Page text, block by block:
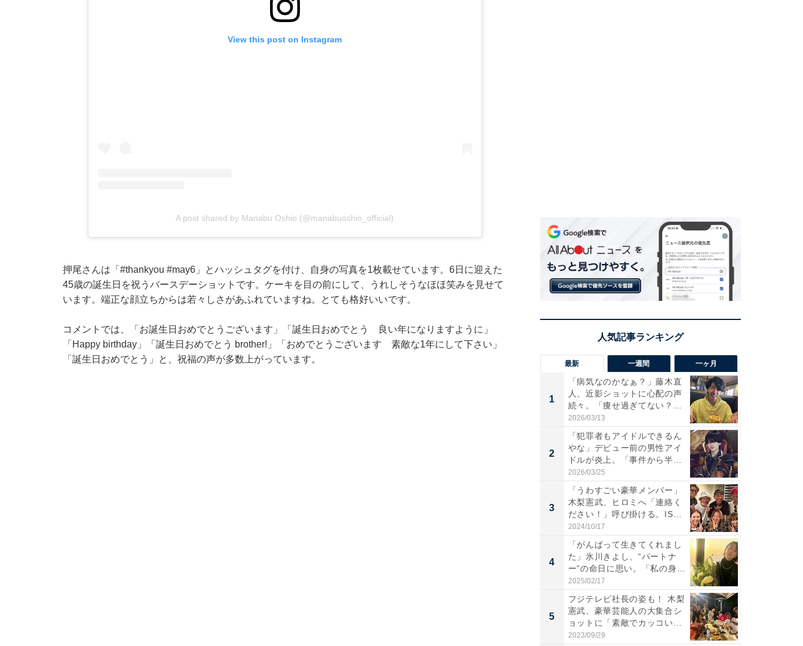
View this post on Instagram
A post shared by Manabu Oshio (@manabuoshio_official)
押尾さんは「#thankyou #may6」とハッシュタグを付け、自身の写真を1枚載せています。6日に迎えた
45歳の誕生日を祝うバースデーショットです。ケーキを目の前にして、うれしそうなほほ笑みを見せて
います。端正な顔立ちからは若々しさがあふれていますね。とても格好いいです。
コメントでは、「お誕生日おめでとうございます」「誕生日おめでとう 良い年になりますように」
「Happy birthday」「誕生日おめでとう brother!」「おめでとうございます 素敵な1年にして下さい」
「誕生日おめでとう」と、祝福の声が多数上がっています。
最新 一週間 一ヶ月
1
「病気なのかなぁ？」藤木直
人、近影ショットに心配の声
続々。「痩せ過ぎてない？」
「...
2026/03/13
2
「犯罪者もアイドルできるん
やな」デビュー前の男性アイ
ドルが炎上。「事件から半年
も...
2026/03/25
3
「うわすごい豪華メンバー」
木梨憲武、ヒロミへ「連絡く
ださい！」呼び掛ける。IS
S...
2024/10/17
4
「がんばって生きてくれまし
た」氷川きよし、“パートナ
ー”の命日に思い。「私の身
体...
2025/02/17
5
フジテレビ社長の姿も！ 木梨
憲武、豪華芸能人の大集合シ
ョットに「素敵でカッコい
い...
2023/09/29